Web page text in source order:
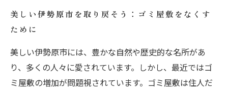
美しい伊勢原市を取り戻そう：ゴミ屋敷をなくす
ために
美しい伊勢原市には、豊かな自然や歴史的な名所があ
り、多くの人々に愛されています。しかし、最近ではゴ
ミ屋敷の増加が問題視されています。ゴミ屋敷は住人だ